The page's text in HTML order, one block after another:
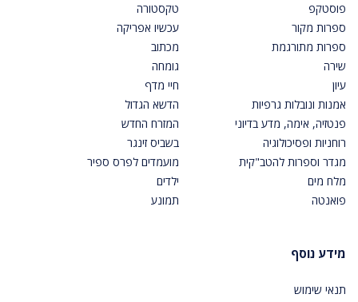
פוסטקפ
ספרות מקור
ספרות מתורגמת
שירה
עיון
אמנות ונובלות גרפיות
פנטזיה, אימה, מדע בדיוני
רוחניות ופסיכולוגיה
מגדר וספרות להטב"קית
מלח מים
פואנטה
טקסטורה
עכשיו אפריקה
מכתוב
גומחה
חיי מדף
הדשא הגדול
המזרח החדש
בשביס זינגר
מועמדים לפרס ספיר
ילדים
תמונע
מידע נוסף
תנאי שימוש